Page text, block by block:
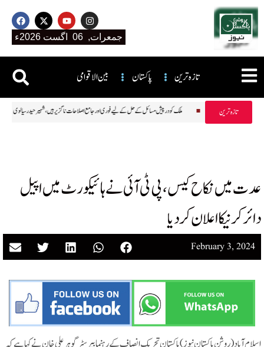
جمعرات, 06 اگست 2026ء
بین الاقوامی پاکستان تازہ ترین
تازہ ترین ملک کو درپیش مسائل کے حل کے لیے فوری اور جامع اصلاحات ناگزیر ہیں، شہیر حیدر کی قیمت میں ہزاروں روپے کا اضافہ
عدت میں نکاح کیس،پی ٹی آئی نے ہائیکورٹ میں اپیل
دائر کرنیکااعلان کر دیا
February 3, 2024